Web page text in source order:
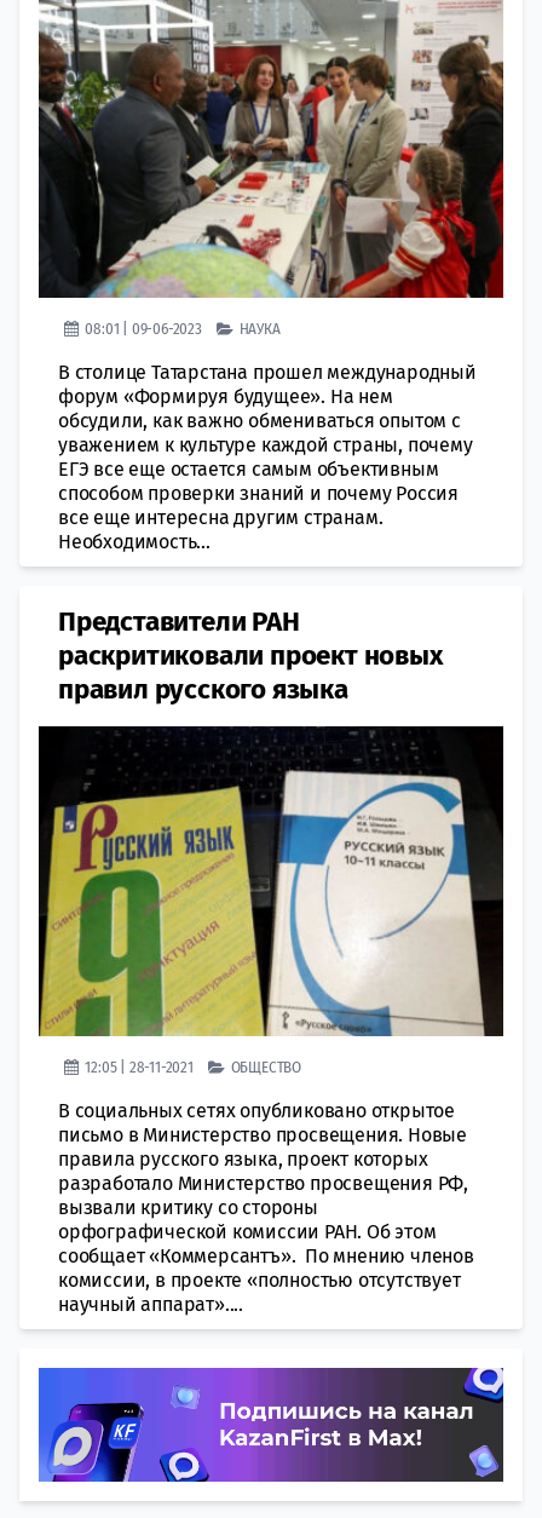
08:01 | 09-06-2023 НАУКА
В столице Татарстана прошел международный
форум «Формируя будущее». На нем
обсудили, как важно обмениваться опытом с
уважением к культуре каждой страны, почему
ЕГЭ все еще остается самым объективным
способом проверки знаний и почему Россия
все еще интересна другим странам.
Необходимость...
Представители РАН
раскритиковали проект новых
правил русского языка
12:05 | 28-11-2021 ОБЩЕСТВО
В социальных сетях опубликовано открытое
письмо в Министерство просвещения. Новые
правила русского языка, проект которых
разработало Министерство просвещения РФ,
вызвали критику со стороны
орфографической комиссии РАН. Об этом
сообщает «Коммерсантъ». По мнению членов
комиссии, в проекте «полностью отсутствует
научный аппарат»....